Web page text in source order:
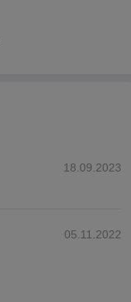
18.09.2023
05.11.2022